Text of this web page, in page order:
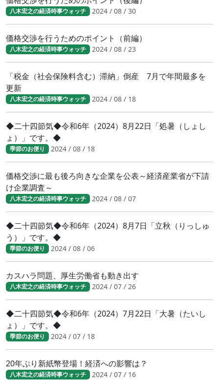
八木宏之の経済時事ウォッチ 2024 / 08 / 30
価格交渉を行うためのポイント（前編）
八木宏之の経済時事ウォッチ 2024 / 08 / 23
「税金（社会保険料含む）滞納」倒産 7月で年間最多を
更新
八木宏之の経済時事ウォッチ 2024 / 08 / 18
◆二十四節気◆令和6年（2024）8月22日「処暑（しょし
ょ）」です。◆
季節のお便り 2024 / 08 / 18
価格交渉に最も後ろ向きな企業を公表～経済産業省が下請
け企業調査～
八木宏之の経済時事ウォッチ 2024 / 08 / 07
◆二十四節気◆令和6年（2024）8月7日「立秋（りっしゅ
う）」です。◆
季節のお便り 2024 / 08 / 06
カスハラ問題、厚生労働省も動き出す
八木宏之の経済時事ウォッチ 2024 / 07 / 26
◆二十四節気◆令和6年（2024）7月22日「大暑（たいし
ょ）」です。◆
季節のお便り 2024 / 07 / 18
20年ぶり新紙幣登場！経済への影響は？
八木宏之の経済時事ウォッチ 2024 / 07 / 16